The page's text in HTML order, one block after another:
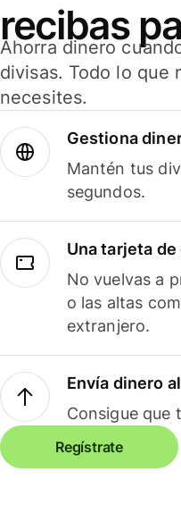
recibas
Ahorra dinero
divisas. Todo lo que
necesites.
Gestiona
Mantén tus
segundos.
Una tarjeta
No vuelvas a
o las altas
extranjero.
Envía dinero
Consigue que
Regístrate